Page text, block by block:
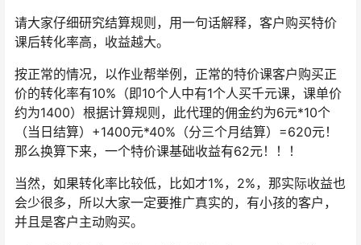
请大家仔细研究结算规则，用一句话解释，客户购买特价
课后转化率高，收益越大。
按正常的情况，以作业帮举例，正常的特价课客户购买正
价的转化率有10%（即10个人中有1个人买千元课，课单价
约为1400）根据计算规则，此代理的佣金约为6元*10个
（当日结算）+1400元*40%（分三个月结算）=620元！
那么换算下来，一个特价课基础收益有62元！！！
当然，如果转化率比较低，比如才1%，2%，那实际收益也
会少很多，所以大家一定要推广真实的，有小孩的客户，
并且是客户主动购买。